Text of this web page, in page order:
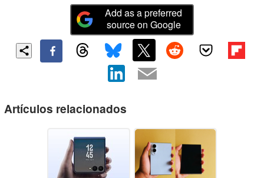
Add as a preferred
source on Google
Artículos relacionados